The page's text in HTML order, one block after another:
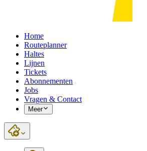
Home
Routeplanner
Haltes
Lijnen
Tickets
Abonnementen
Jobs
Vragen & Contact
Meer